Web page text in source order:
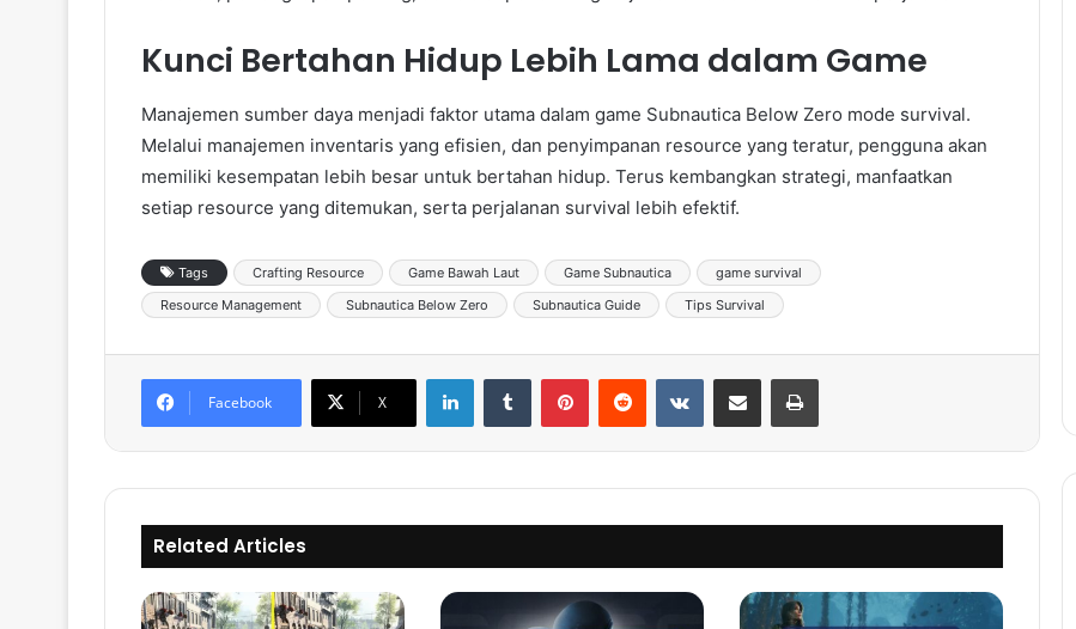
Kunci Bertahan Hidup Lebih Lama dalam Game
Manajemen sumber daya menjadi faktor utama dalam game Subnautica Below Zero mode survival.
Melalui manajemen inventaris yang efisien, dan penyimpanan resource yang teratur, pengguna akan
memiliki kesempatan lebih besar untuk bertahan hidup. Terus kembangkan strategi, manfaatkan
setiap resource yang ditemukan, serta perjalanan survival lebih efektif.
Tags Crafting Resource Game Bawah Laut Game Subnautica
game survival
Resource Management
Subnautica Below Zero Subnautica Guide Tips Survival
Facebook X
Related Articles